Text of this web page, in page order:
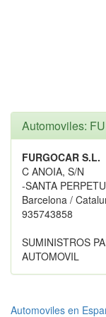
Automoviles:
FURGOCAR S.L.
C ANOIA, S/N
-SANTA
Barcelona /
935743858
SUMINISTROS
AUTOMOVIL
Automoviles en